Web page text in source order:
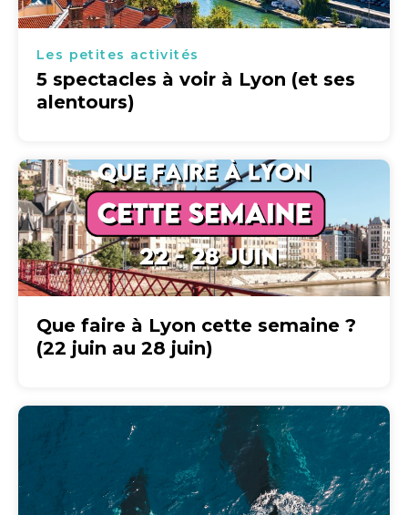
Les petites activités
5 spectacles à voir à Lyon (et ses
alentours)
Que faire à Lyon cette semaine ?
(22 juin au 28 juin)